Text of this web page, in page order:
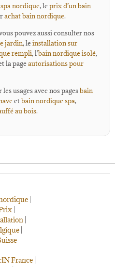
spa nordique, leprix d’un bain
achat bain nordique.
pouvez aussi consulter nos
jardin, leinstallation sur
rempli, l’bain nordique isolé,
la pageautorisations pour
usages avec nos pagesbain
etbain nordique spa,
au bois.
|
|
France|